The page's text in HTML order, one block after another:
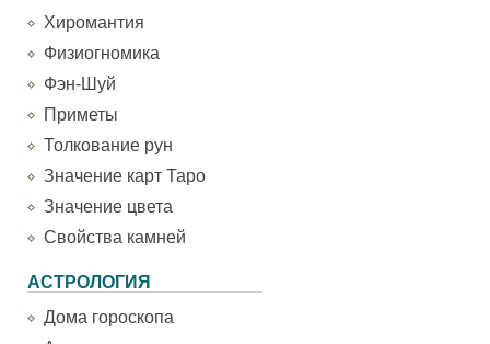
Хиромантия
Физиогномика
Фэн-Шуй
Приметы
Толкование рун
Значение карт Таро
Значение цвета
Свойства камней
АСТРОЛОГИЯ
Дома гороскопа